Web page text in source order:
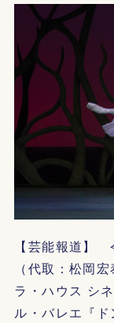
【芸能報道】
（代取：松岡
ラ・ハウス シ
ル・バレエ『ド